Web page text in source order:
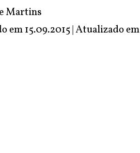
Martins
em 15.09.2015 | Atualizado em